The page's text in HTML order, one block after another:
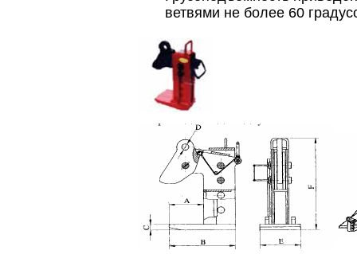
ветвями не более 60